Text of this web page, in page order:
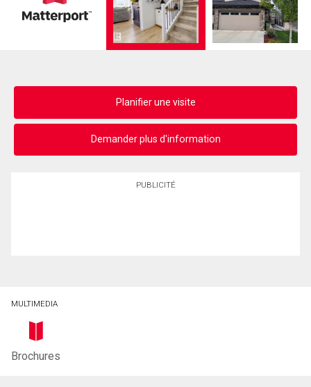
Planifier une visite
Demander plus d'information
PUBLICITÉ
MULTIMEDIA
Brochures